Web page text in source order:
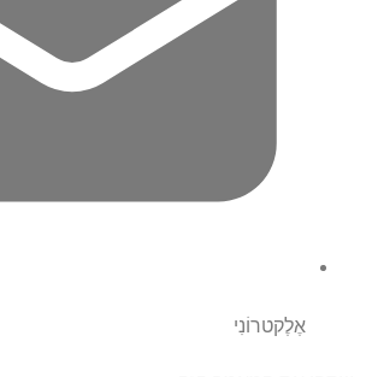
אֶלֶקטרוֹנִי